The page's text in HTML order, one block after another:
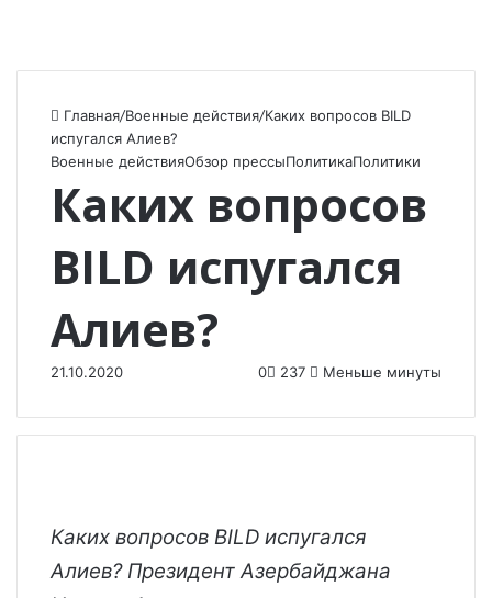
Главная/Военные действия/Каких вопросов BILD
испугался Алиев?
Военные действияОбзор прессыПолитикаПолитики
Каких вопросов
BILD испугался
Алиев?
21.10.2020 0 237 Меньше минуты
Каких вопросов BILD испугался
Алиев? Президент Азербайджана